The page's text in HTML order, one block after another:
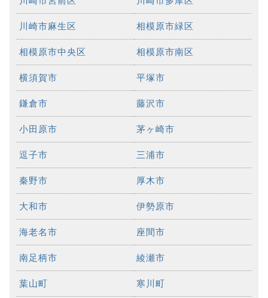
川崎市麻生区 相模原市緑区
相模原市中央区 相模原市南区
横須賀市 平塚市
鎌倉市 藤沢市
小田原市 茅ヶ崎市
逗子市 三浦市
秦野市 厚木市
大和市 伊勢原市
海老名市 座間市
南足柄市 綾瀬市
葉山町 寒川町